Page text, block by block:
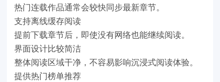
热门连载作品通常会较快同步最新章节。
支持离线缓存阅读
提前下载章节后，即使没有网络也能继续阅读。
界面设计比较简洁
整体阅读区域干净，不容易影响沉浸式阅读体验。
提供热门榜单推荐